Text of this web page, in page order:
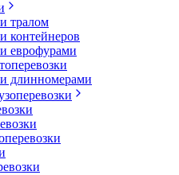
тралом
контейнеров
еврофурами
длинномерами